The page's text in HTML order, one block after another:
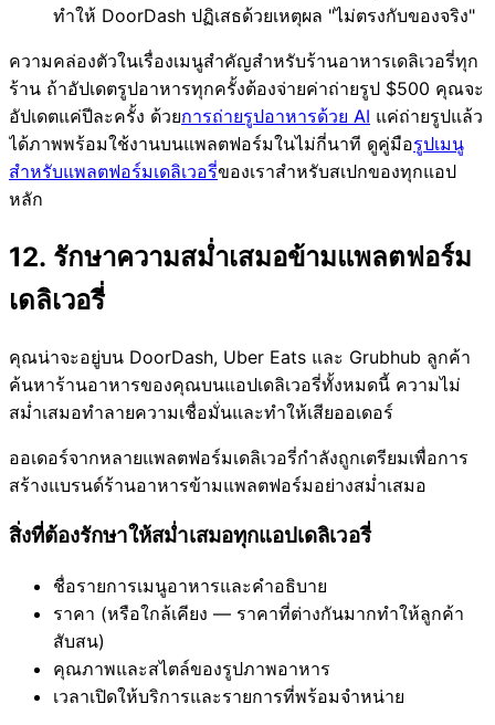
ทำให้ DoorDash ปฏิเสธด้วยเหตุผล "ไม่ตรงกับของจริง"
ความคล่องตัวในเรื่องเมนูสำคัญสำหรับร้านอาหารเดลิเวอรี่ทุก
ร้าน ถ้าอัปเดตรูปอาหารทุกครั้งต้องจ่ายค่าถ่ายรูป $500 คุณจะ
อัปเดตแค่ปีละครั้ง ด้วยการถ่ายรูปอาหารด้วย AI แค่ถ่ายรูปแล้ว
ได้ภาพพร้อมใช้งานบนแพลตฟอร์มในไม่กี่นาที ดูคู่มือรูปเมนู
สำหรับแพลตฟอร์มเดลิเวอรี่ของเราสำหรับสเปกของทุกแอป
หลัก
12. รักษาความสม่ำเสมอข้ามแพลตฟอร์ม
เดลิเวอรี่
คุณน่าจะอยู่บน DoorDash, Uber Eats และ Grubhub ลูกค้า
ค้นหาร้านอาหารของคุณบนแอปเดลิเวอรี่ทั้งหมดนี้ ความไม่
สม่ำเสมอทำลายความเชื่อมั่นและทำให้เสียออเดอร์
ออเดอร์จากหลายแพลตฟอร์มเดลิเวอรี่กำลังถูกเตรียมเพื่อการ
สร้างแบรนด์ร้านอาหารข้ามแพลตฟอร์มอย่างสม่ำเสมอ
สิ่งที่ต้องรักษาให้สม่ำเสมอทุกแอปเดลิเวอรี่
ชื่อรายการเมนูอาหารและคำอธิบาย
ราคา (หรือใกล้เคียง — ราคาที่ต่างกันมากทำให้ลูกค้า
สับสน)
คุณภาพและสไตล์ของรูปภาพอาหาร
เวลาเปิดให้บริการและรายการที่พร้อมจำหน่าย